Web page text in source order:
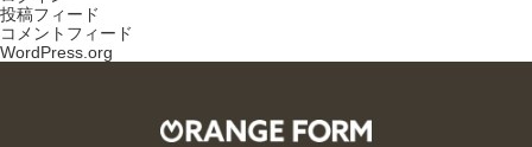
投稿フィード
コメントフィード
WordPress.org